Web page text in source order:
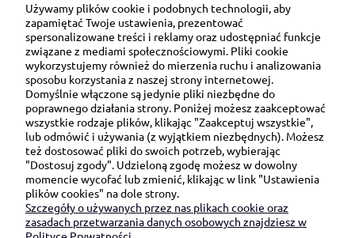
Ul. Brukowa 6/8 lok. 57/58
91-341 Łódź
NIP: 6751510615
SKONTAKTUJ SIĘ Z NAMI:
sklep@be-happygifts.com
+48 690 172 872
Używamy plików cookie i podobnych technologii, aby
zapamiętać Twoje ustawienia, prezentować
spersonalizowane treści i reklamy oraz udostępniać funkcje
związane z mediami społecznościowymi. Pliki cookie
wykorzystujemy również do mierzenia ruchu i analizowania
sposobu korzystania z naszej strony internetowej.
Domyślnie włączone są jedynie pliki niezbędne do
poprawnego działania strony. Poniżej możesz zaakceptować
wszystkie rodzaje plików, klikając "Zaakceptuj wszystkie",
lub odmówić i używania (z wyjątkiem niezbędnych). Możesz
też dostosować pliki do swoich potrzeb, wybierając
"Dostosuj zgody". Udzieloną zgodę możesz w dowolny
momencie wycofać lub zmienić, klikając w link "Ustawienia
plików cookies" na dole strony.
Szczegóły o używanych przez nas plikach cookie oraz
zasadach przetwarzania danych osobowych znajdziesz w